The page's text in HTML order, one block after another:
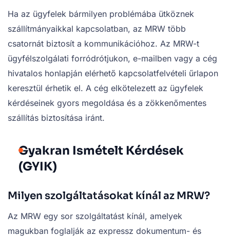
Ha az ügyfelek bármilyen problémába ütköznek
szállítmányaikkal kapcsolatban, az MRW több
csatornát biztosít a kommunikációhoz. Az MRW-t
ügyfélszolgálati forródrótjukon, e-mailben vagy a cég
hivatalos honlapján elérhető kapcsolatfelvételi űrlapon
keresztül érhetik el. A cég elkötelezett az ügyfelek
kérdéseinek gyors megoldása és a zökkenőmentes
szállítás biztosítása iránt.
Gyakran Ismételt Kérdések
(GYIK)
Milyen szolgáltatásokat kínál az MRW?
Az MRW egy sor szolgáltatást kínál, amelyek
magukban foglalják az expressz dokumentum- és